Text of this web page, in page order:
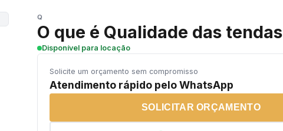
Q
O que é Qualidade das tendas
Disponível para locação
Solicite um orçamento sem compromisso
Atendimento rápido pelo WhatsApp
SOLICITAR ORÇAMENTO